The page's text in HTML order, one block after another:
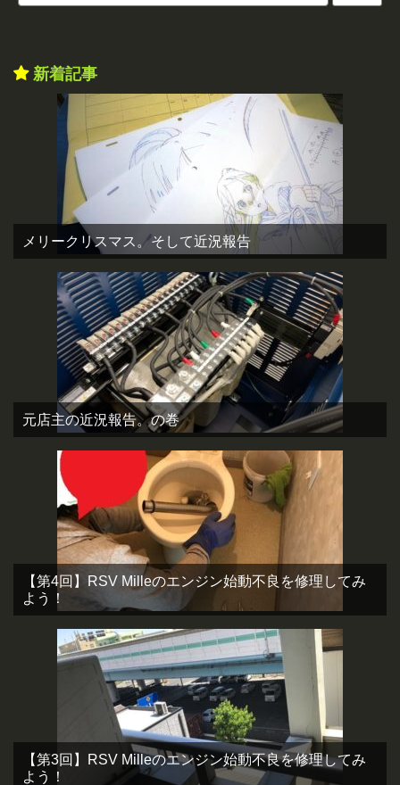
新着記事
メリークリスマス。そして近況報告
元店主の近況報告。の巻
【第4回】RSV Milleのエンジン始動不良を修理してみ
よう！
【第3回】RSV Milleのエンジン始動不良を修理してみ
よう！